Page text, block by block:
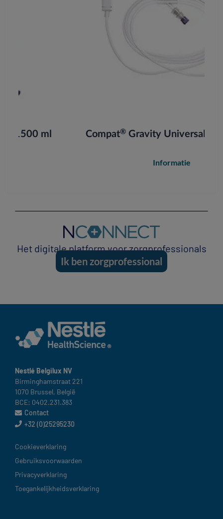
Compat Gravity Universal Set ENFit™
Het digitale platform voor zorgprofessionals
Ik ben zorgprofessional
Nestlé Belgilux NV​
Birminghamstraat 221 ​
1070 Brussel, België​
BCE: 0402.231.383
Contact
+32 (0)25295230
België
Cookieverklaring​
Gebruiksvoorwaarden​
Privacyverklaring
Toegankelijkheidsverklaring